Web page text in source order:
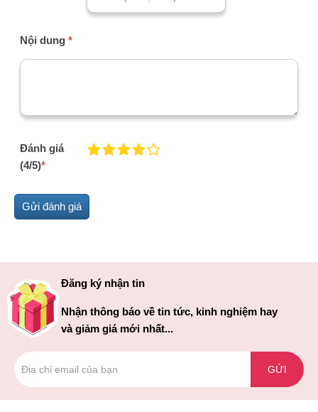
Nội dung *
Đánh giá
(4/5)*
Đăng ký nhận tin
Nhận thông báo về tin tức, kinh nghiệm hay
và giảm giá mới nhất...
GỬI